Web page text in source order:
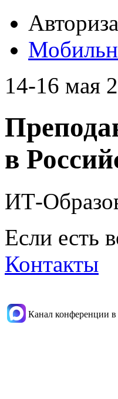
14-16 мая
в
ИТ-
Если есть
Контакты
Канал конференции в